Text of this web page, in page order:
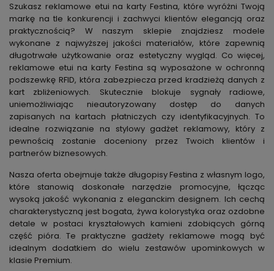
Szukasz reklamowe etui na karty Festina, które wyróżni Twoją
markę na tle konkurencji i zachwyci klientów elegancją oraz
praktycznością? W naszym sklepie znajdziesz modele
wykonane z najwyższej jakości materiałów, które zapewnią
długotrwałe użytkowanie oraz estetyczny wygląd. Co więcej,
reklamowe etui na karty Festina są wyposażone w ochronną
podszewkę RFID, która zabezpiecza przed kradzieżą danych z
kart zbliżeniowych. Skutecznie blokuje sygnały radiowe,
uniemożliwiając nieautoryzowany dostęp do danych
zapisanych na kartach płatniczych czy identyfikacyjnych. To
idealne rozwiązanie na stylowy gadżet reklamowy, który z
pewnością zostanie doceniony przez Twoich klientów i
partnerów biznesowych.
Nasza oferta obejmuje także długopisy Festina z własnym logo,
które stanowią doskonałe narzędzie promocyjne, łącząc
wysoką jakość wykonania z eleganckim designem. Ich cechą
charakterystyczną jest bogata, żywa kolorystyka oraz ozdobne
detale w postaci kryształowych kamieni zdobiących górną
część pióra. Te praktyczne gadżety reklamowe mogą być
idealnym dodatkiem do wielu zestawów upominkowych w
klasie Premium.